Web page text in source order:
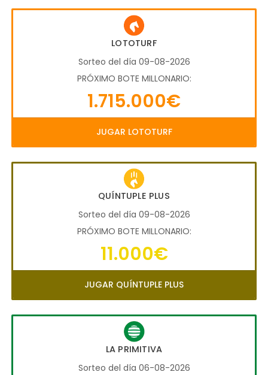
LOTOTURF
Sorteo del día 09-08-2026
PRÓXIMO BOTE MILLONARIO:
1.715.000€
JUGAR LOTOTURF
QUÍNTUPLE PLUS
Sorteo del día 09-08-2026
PRÓXIMO BOTE MILLONARIO:
11.000€
JUGAR QUÍNTUPLE PLUS
LA PRIMITIVA
Sorteo del día 06-08-2026